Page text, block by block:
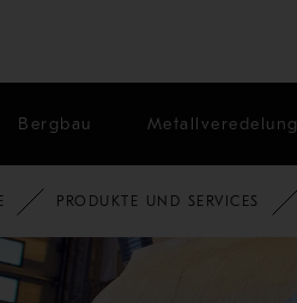
Bergbau Metallveredelung
PRODUKTE UND SERVICES